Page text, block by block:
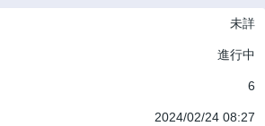
未詳
進行中
6
2024/02/24 08:27